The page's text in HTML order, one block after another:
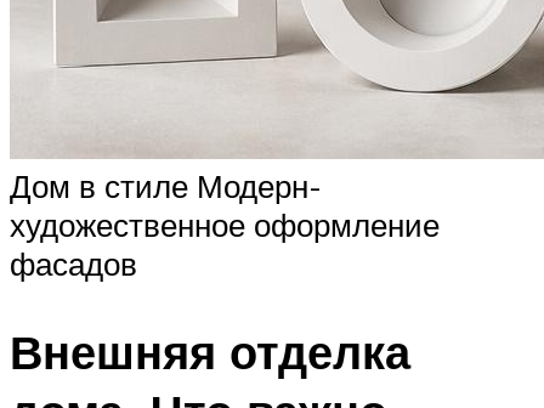
Дом в стиле Модерн-
художественное оформление
фасадов
Внешняя отделка